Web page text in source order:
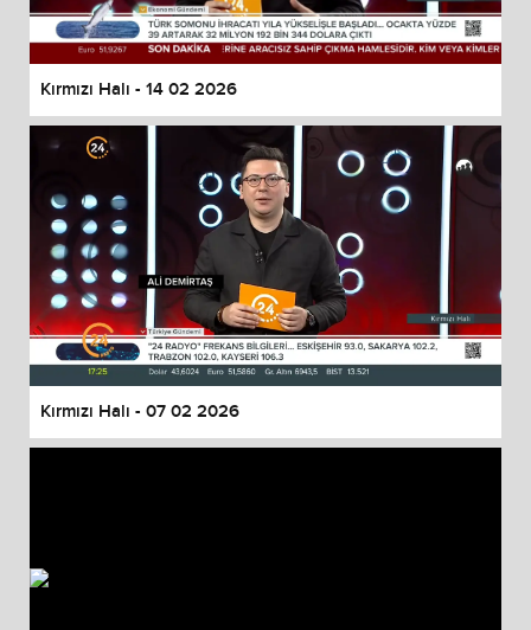
Kırmızı Halı - 14 02 2026
Kırmızı Halı - 07 02 2026